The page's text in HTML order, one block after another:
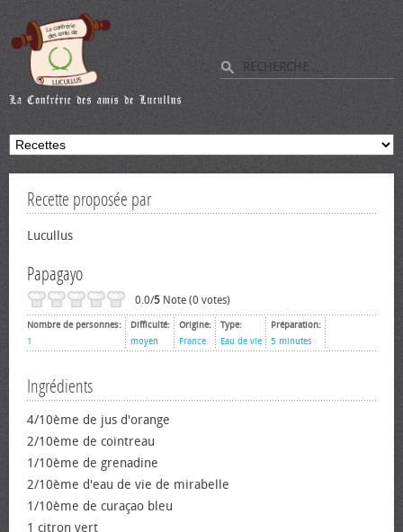
Recette proposée par
Lucullus
Papagayo
0.0/5 Note (0 votes)
Nombre de personnes:
1
Difficulté:
moyen
Origine:
France
Type:
Eau de vie
Préparation:
5 minutes
Ingrédients
4/10ème de jus d'orange
2/10ème de cointreau
1/10ème de grenadine
2/10ème d'eau de vie de mirabelle
1/10ème de curaçao bleu
1 citron vert